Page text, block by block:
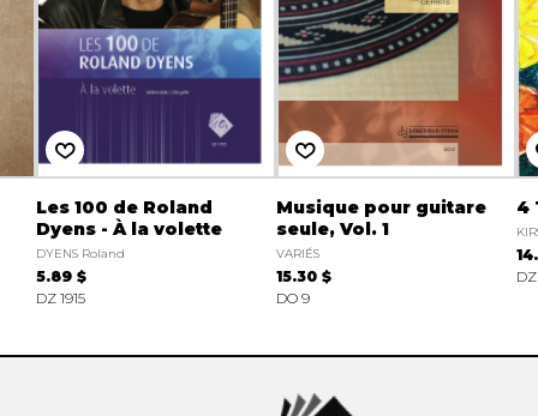
Les 100 de Roland
Dyens - À la volette
DYENS Roland
5.89 $
DZ 1915
Musique pour guitare
seule, Vol. 1
VARIÉS
15.30 $
DO 9
4
DZ